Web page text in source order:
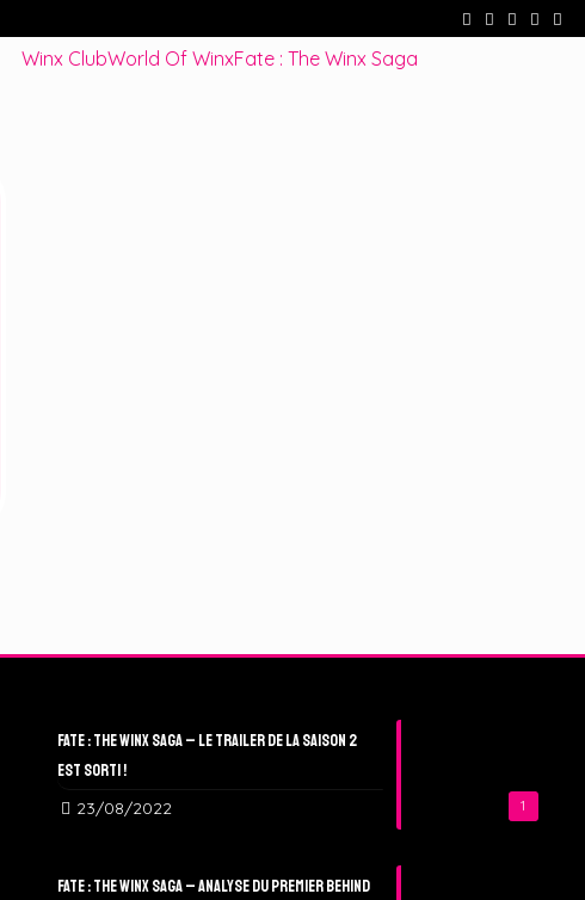
Fate : The Winx Saga – De nouveaux extraits et une date
Winx ClubWorld Of WinxFate : The Winx Saga
1
Fate : The Winx Saga – Le Trailer de la Saison 2
est sorti !
23/08/2022
Fate : The Winx Saga – Analyse du Premier Behind